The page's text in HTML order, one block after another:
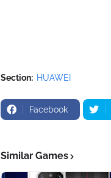
Section: HUAWEI
Facebook
Similar Games